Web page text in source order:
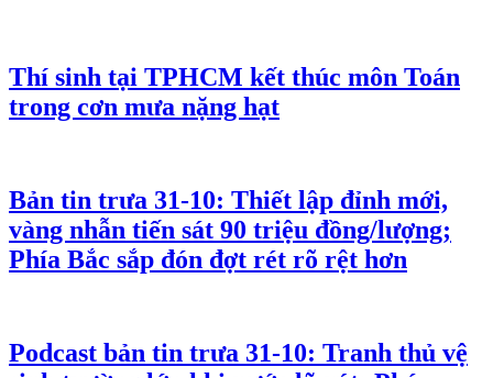
Thí sinh tại TPHCM kết thúc môn Toán
trong cơn mưa nặng hạt
Bản tin trưa 31-10: Thiết lập đỉnh mới,
vàng nhẫn tiến sát 90 triệu đồng/lượng;
Phía Bắc sắp đón đợt rét rõ rệt hơn
Podcast bản tin trưa 31-10: Tranh thủ vệ